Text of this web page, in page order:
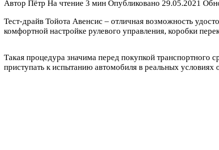
Автор Пётр На чтение 3 мин Опубликовано 29.05.2021
Тест-драйв Тойота Авенсис – отличная возможность
комфортной настройке рулевого управления, коробки
Такая процедура значима перед покупкой транспортного
приступать к испытанию автомобиля в реальных условиях